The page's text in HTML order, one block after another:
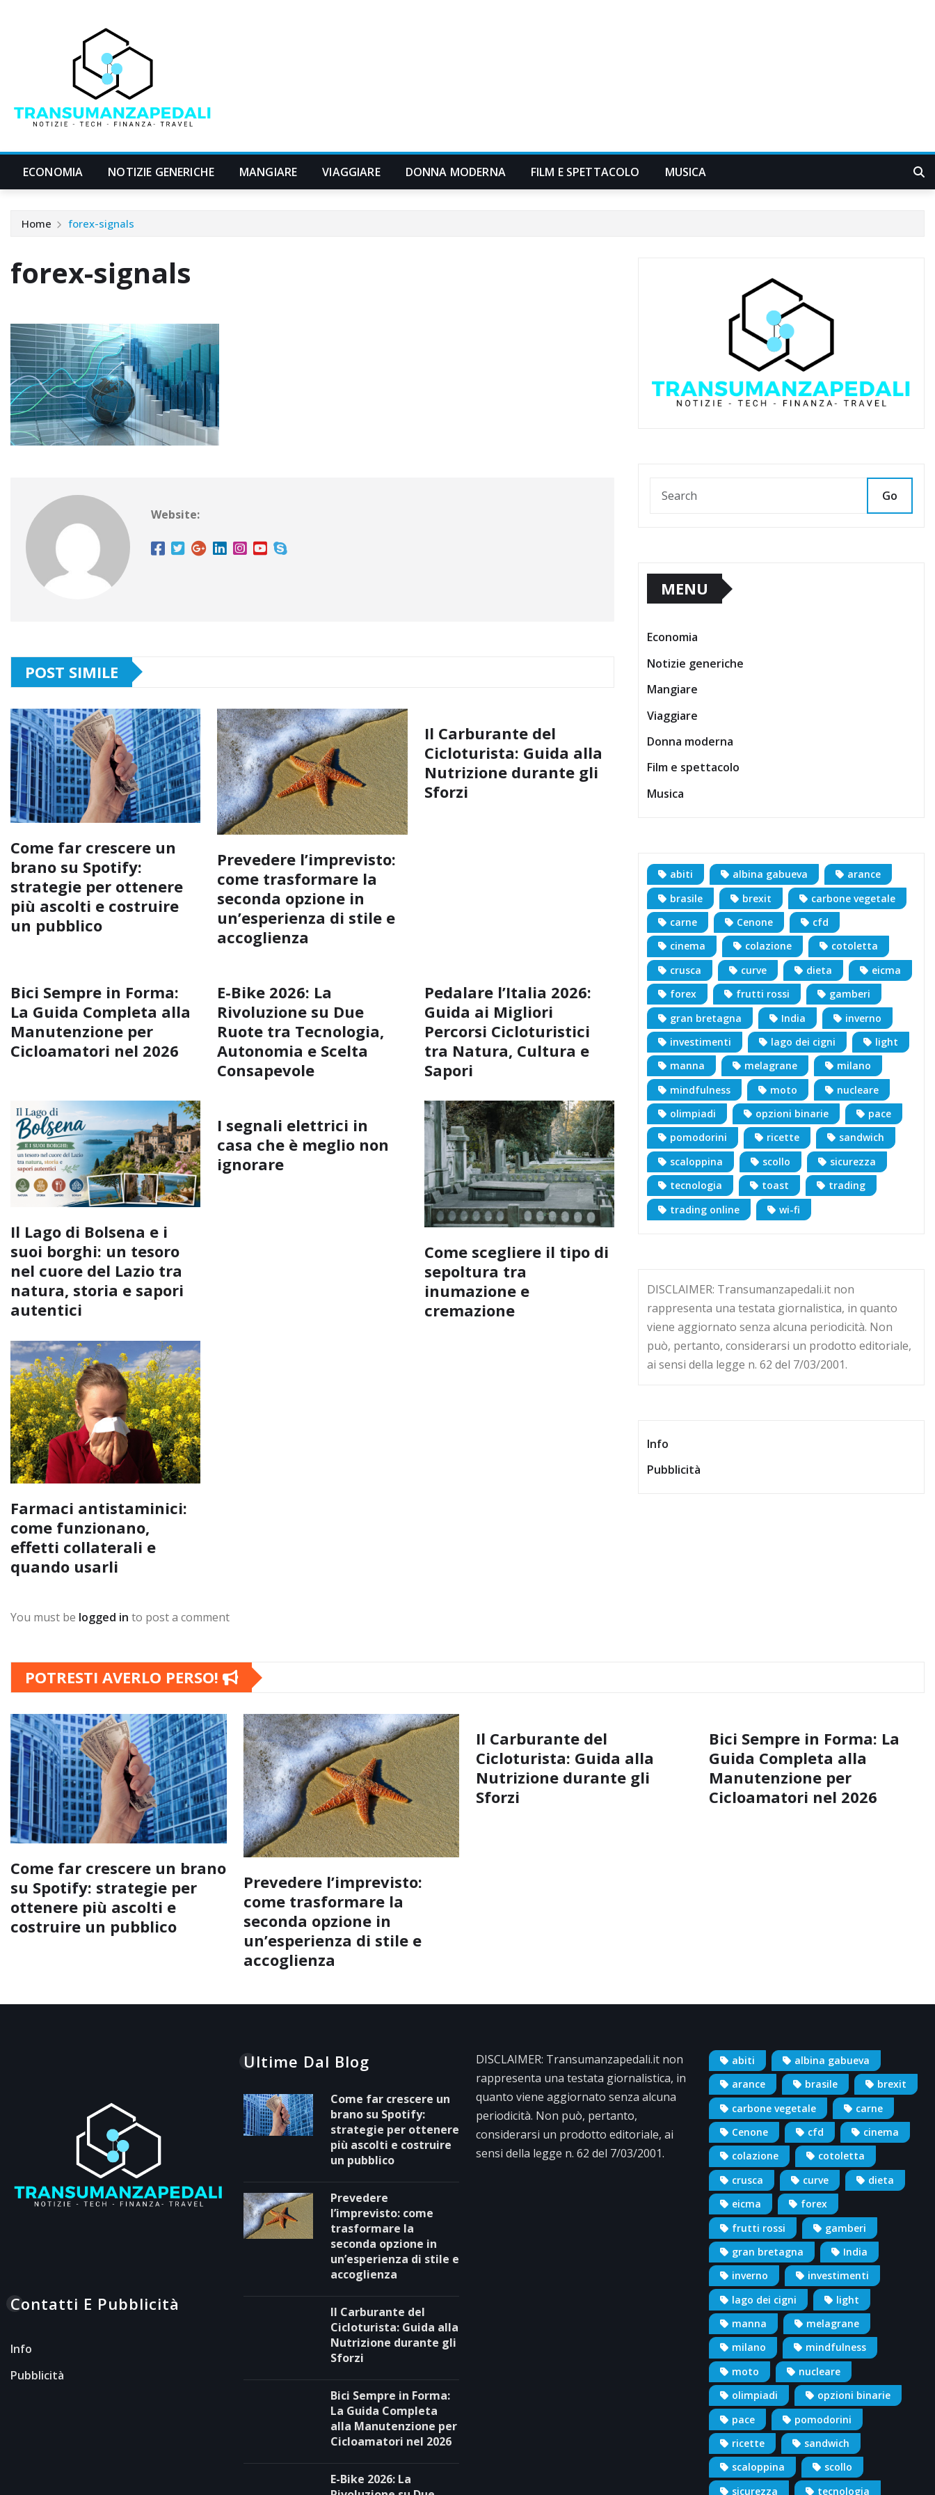
ECONOMIA NOTIZIE GENERICHE MANGIARE VIAGGIARE DONNA MODERNA FILM E SPETTACOLO MUSICA
Home forex-signals
forex-signals
Website:
POST SIMILE
Come far crescere un
brano su Spotify:
strategie per ottenere
più ascolti e costruire
un pubblico
Prevedere l’imprevisto:
come trasformare la
seconda opzione in
un’esperienza di stile e
accoglienza
Il Carburante del
Cicloturista: Guida alla
Nutrizione durante gli
Sforzi
Bici Sempre in Forma:
La Guida Completa alla
Manutenzione per
Cicloamatori nel 2026
E-Bike 2026: La
Rivoluzione su Due
Ruote tra Tecnologia,
Autonomia e Scelta
Consapevole
Pedalare l’Italia 2026:
Guida ai Migliori
Percorsi Cicloturistici
tra Natura, Cultura e
Sapori
Il Lago di Bolsena e i
suoi borghi: un tesoro
nel cuore del Lazio tra
natura, storia e sapori
autentici
I segnali elettrici in
casa che è meglio non
ignorare
Come scegliere il tipo di
sepoltura tra
inumazione e
cremazione
Farmaci antistaminici:
come funzionano,
effetti collaterali e
quando usarli
You must be logged in to post a comment
Go
MENU
Economia
Notizie generiche
Mangiare
Viaggiare
Donna moderna
Film e spettacolo
Musica
abiti albina gabueva
arance
brasile
brexit
carbone vegetale
carne
Cenone
cfd
cinema
colazione
cotoletta
crusca
curve dieta
eicma
forex
frutti rossi
gamberi
gran bretagna
India
inverno
investimenti
lago dei cigni
light
manna
melagrane
milano
mindfulness
moto
nucleare
olimpiadi
opzioni binarie
pace
pomodorini
ricette
sandwich
scaloppina
scollo
sicurezza
tecnologia
toast
trading
trading online
wi-fi
DISCLAIMER: Transumanzapedali.it non
rappresenta una testata giornalistica, in quanto
viene aggiornato senza alcuna periodicità. Non
può, pertanto, considerarsi un prodotto editoriale,
ai sensi della legge n. 62 del 7/03/2001.
Info
Pubblicità
POTRESTI AVERLO PERSO!
Come far crescere un brano
su Spotify: strategie per
ottenere più ascolti e
costruire un pubblico
Prevedere l’imprevisto:
come trasformare la
seconda opzione in
un’esperienza di stile e
accoglienza
Il Carburante del
Cicloturista: Guida alla
Nutrizione durante gli
Sforzi
Bici Sempre in Forma: La
Guida Completa alla
Manutenzione per
Cicloamatori nel 2026
Contatti E Pubblicità
Info
Pubblicità
Ultime Dal Blog
Come far crescere un
brano su Spotify:
strategie per ottenere
più ascolti e costruire
un pubblico
Prevedere
l’imprevisto: come
trasformare la
seconda opzione in
un’esperienza di stile e
accoglienza
Il Carburante del
Cicloturista: Guida alla
Nutrizione durante gli
Sforzi
Bici Sempre in Forma:
La Guida Completa
alla Manutenzione per
Cicloamatori nel 2026
E-Bike 2026: La
DISCLAIMER: Transumanzapedali.it non
rappresenta una testata giornalistica, in
quanto viene aggiornato senza alcuna
periodicità. Non può, pertanto,
considerarsi un prodotto editoriale, ai
sensi della legge n. 62 del 7/03/2001.
abiti
albina gabueva
arance
brasile
brexit
carbone vegetale
carne
Cenone
cfd
cinema
colazione
cotoletta
crusca
curve
dieta
eicma
forex
frutti rossi
gamberi
gran bretagna
India
inverno
investimenti
lago dei cigni
light
manna
melagrane
milano
mindfulness
moto
nucleare
olimpiadi
opzioni binarie
pace
pomodorini
ricette
sandwich
scaloppina
scollo
sicurezza
tecnologia